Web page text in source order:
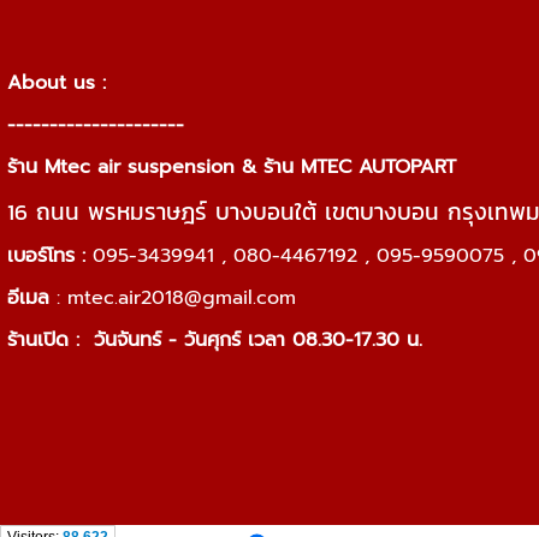
About us :
---------------------
ร้าน Mtec air suspension & ร้าน MTEC AUTOPART
16 ถนน พรหมราษฎร์ บางบอนใต้ เขตบางบอน กรุงเทพ
เบอร์โทร : 095-3439941 , 080-4467192 , 095-9590075 ,
อีเมล : mtec.air2018@gmail.com
ร้านเปิด : วันจันทร์ - วันศุกร์ เวลา 08.30-17.30 น.